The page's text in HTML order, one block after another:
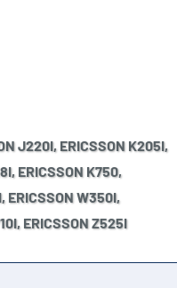
J220I, ERICSSON K205I,
ERICSSON K750,
ERICSSON W350I,
ERICSSON Z525I